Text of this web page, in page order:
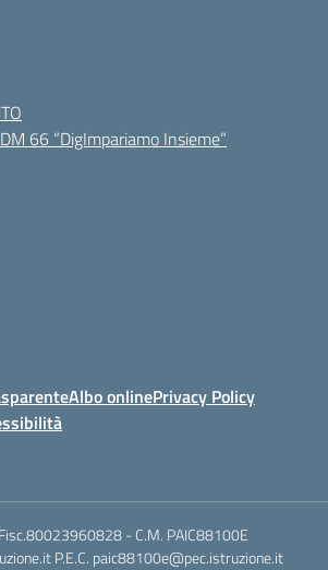
66 “DigImpariamo Insieme”
Albo onlinePrivacy Policy
- C.M. PAIC88100E
P.E.C. paic88100e@pec.istruzione.it